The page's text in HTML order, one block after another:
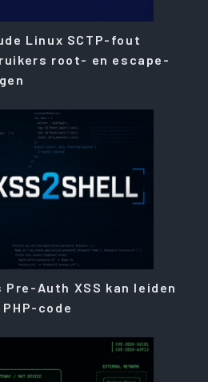
Linux SCTP-fout
root- en escape-
Pre-Auth XSS kan leiden
code